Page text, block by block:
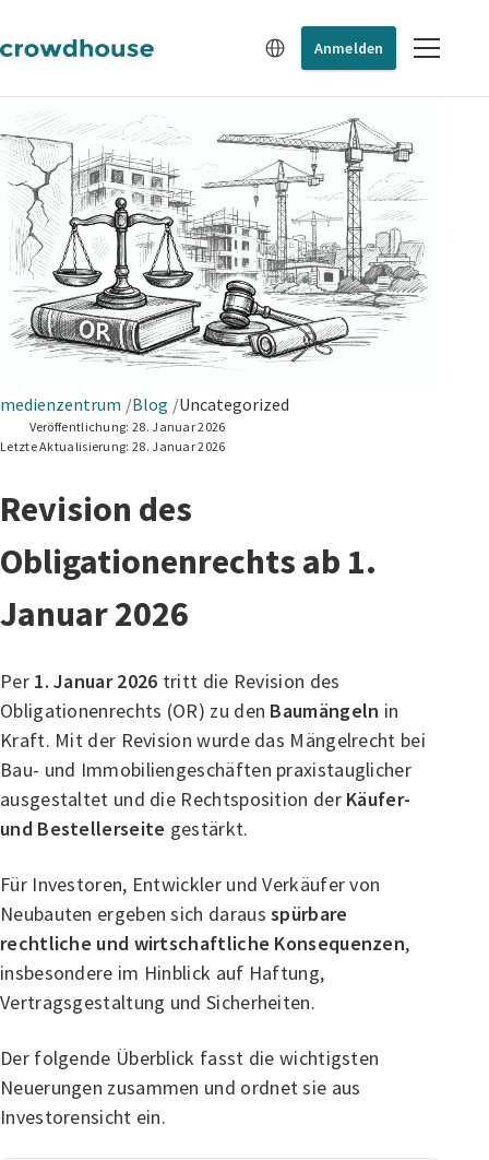
Anmelden
medienzentrum Blog Uncategorized
Veröffentlichung: 28. Januar 2026
Letzte Aktualisierung: 28. Januar 2026
Revision des
Obligationenrechts ab 1.
Januar 2026
Per 1. Januar 2026 tritt die Revision des
Obligationenrechts (OR) zu den Baumängeln in
Kraft. Mit der Revision wurde das Mängelrecht bei
Bau- und Immobiliengeschäften praxistauglicher
ausgestaltet und die Rechtsposition der Käufer-
und Bestellerseite gestärkt.
Für Investoren, Entwickler und Verkäufer von
Neubauten ergeben sich darausspürbare
rechtliche und wirtschaftliche Konsequenzen,
insbesondere im Hinblick auf Haftung,
Vertragsgestaltung und Sicherheiten.
Der folgende Überblick fasst die wichtigsten
Neuerungen zusammen und ordnet sie aus
Investorensicht ein.